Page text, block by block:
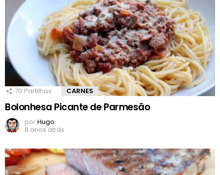
70 Partilhas CARNES
Bolonhesa Picante de Parmesão
porHugo
8 anos atrás